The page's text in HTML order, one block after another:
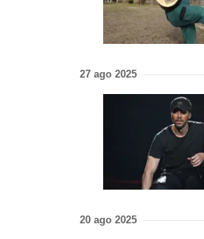
27 ago 2025
20 ago 2025